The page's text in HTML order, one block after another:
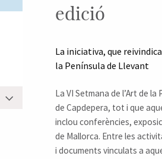
edició
La iniciativa, que
la Península de Llevant
La VI Setmana de l’Art de
de Capdepera, tot i que
inclou conferències,
de Mallorca. Entre les
i documents vinculats a